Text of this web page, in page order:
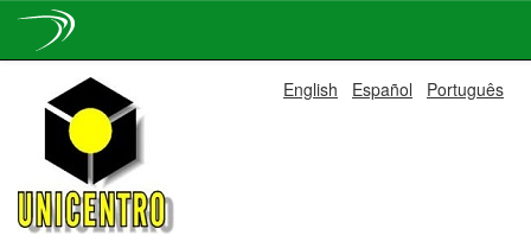
navigation
English Español Português